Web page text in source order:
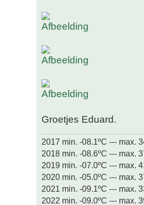
Groetjes Eduard.
2017 min. -08.1ºC --- max.
2018 min. -08.6ºC --- max.
2019 min. -07.0ºC --- max.
2020 min. -05.0ºC --- max.
2021 min. -09.1ºC --- max.
2022 min. -09.0ºC --- max.